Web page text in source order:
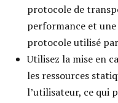
protocole de
performance et
protocole utilisé
Utilisez la mise en
les ressources
l’utilisateur, ce qui